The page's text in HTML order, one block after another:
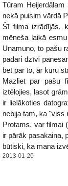
Tūram
nekā puisim vārdā
Šī filma izrādījās,
mēneša laikā
Unamuno, to pašu
padari dzīvi
bet par to, ar kuru
Mazliet par pašu
iztēlojies, lasot
ir lielākoties
nebija tam, ka "viss
Protams, var filmai
ir pārāk pasakaina,
būtiski, ka mana
2013-01-20